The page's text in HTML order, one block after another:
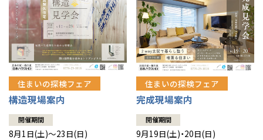
住まいの探検フェア
構造現場案内
開催期間
8月1日(土)～23日(日)
住まいの探検フェア
完成現場案内
開催期間
9月19日(土)・20日(日)